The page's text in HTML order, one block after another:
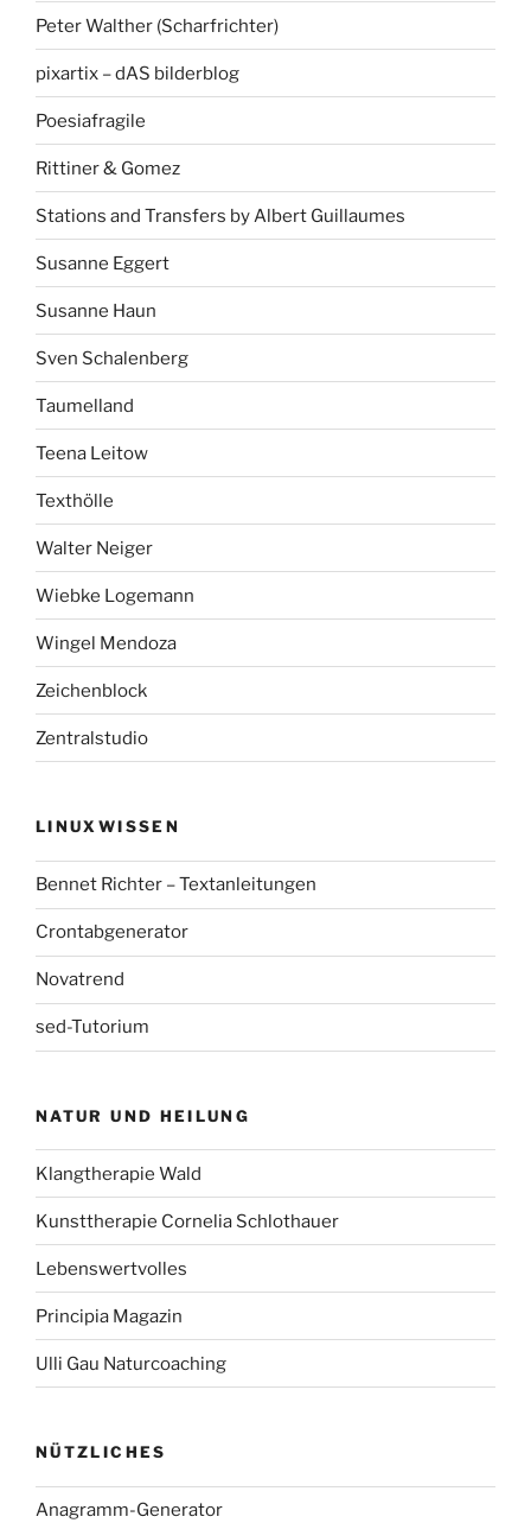
Peter Walther (Scharfrichter)
pixartix – dAS bilderblog
Poesiafragile
Rittiner & Gomez
Stations and Transfers by Albert Guillaumes
Susanne Eggert
Susanne Haun
Sven Schalenberg
Taumelland
Teena Leitow
Texthölle
Walter Neiger
Wiebke Logemann
Wingel Mendoza
Zeichenblock
Zentralstudio
LINUXWISSEN
Bennet Richter – Textanleitungen
Crontabgenerator
Novatrend
sed-Tutorium
NATUR UND HEILUNG
Klangtherapie Wald
Kunsttherapie Cornelia Schlothauer
Lebenswertvolles
Principia Magazin
Ulli Gau Naturcoaching
NÜTZLICHES
Anagramm-Generator